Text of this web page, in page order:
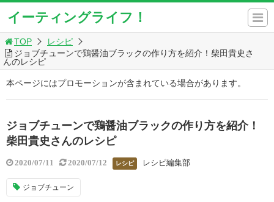
イーティングライフ！
TOP
レシピ
ジョブチューンで鶏醤油ブラックの作り方を紹介！柴田貴史さ
んのレシピ
本ページにはプロモーションが含まれている場合があります。
ジョブチューンで鶏醤油ブラックの作り方を紹介！
柴田貴史さんのレシピ
2020/07/11 2020/07/12 レシピ レシピ編集部
ジョブチューン